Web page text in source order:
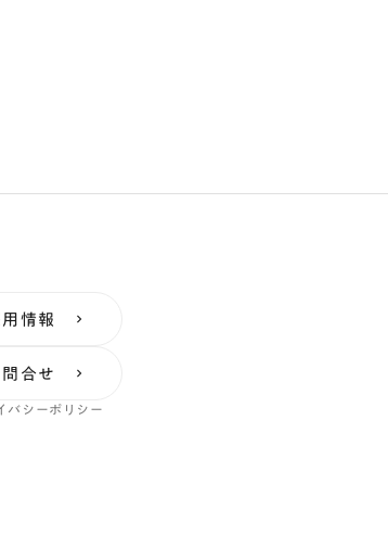
情報 keyboard_arrow_right
合せ keyboard_arrow_right
バシーポリシー